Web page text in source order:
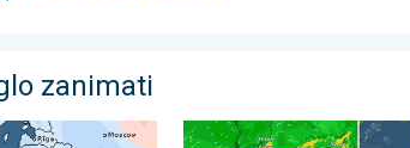
zanimati
u julu. Podeljeno vreme u Evropi. . .
Jug Japana se sprema za